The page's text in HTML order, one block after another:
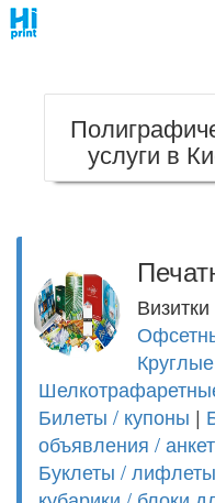
услуги в
Визитки
Билеты / купоны |
объявления /
Буклеты / лифлеты